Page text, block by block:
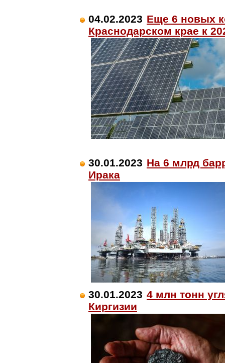
04.02.2023 Еще 6 новых
Краснодарском крае к
30.01.2023 На 6 млрд
Ирака
30.01.2023 4 млн тонн
Киргизии